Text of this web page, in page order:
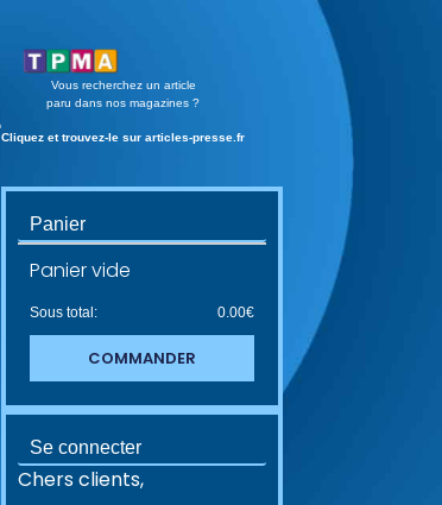
Vous recherchez un article
paru dans nos magazines ?
Cliquez et trouvez-le sur articles-presse.fr
Panier
Panier vide
Sous total: 0.00€
COMMANDER
Se connecter
Chers clients,